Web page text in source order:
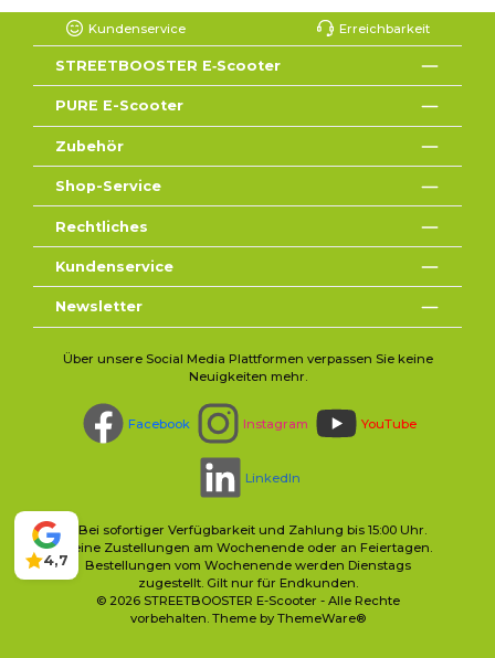
Kundenservice Erreichbarkeit
STREETBOOSTER E‑Scooter
PURE E-Scooter
Zubehör
Shop-Service
Rechtliches
Kundenservice
Newsletter
Über unsere Social Media Plattformen verpassen Sie keine
Neuigkeiten mehr.
Facebook Instagram YouTube
LinkedIn
* Bei sofortiger Verfügbarkeit und Zahlung bis 15:00 Uhr.
Keine Zustellungen am Wochenende oder an Feiertagen.
Bestellungen vom Wochenende werden Dienstags
zugestellt. Gilt nur für Endkunden.
4,7
© 2026 STREETBOOSTER E-Scooter - Alle Rechte
vorbehalten. Theme by ThemeWare®